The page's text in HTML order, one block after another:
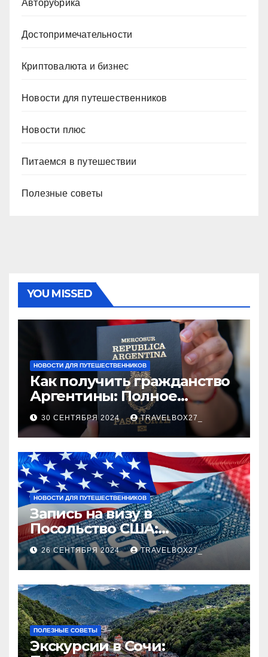
Авторубрика
Достопримечательности
Криптовалюта и бизнес
Новости для путешественников
Новости плюс
Питаемся в путешествии
Полезные советы
YOU MISSED
НОВОСТИ ДЛЯ ПУТЕШЕСТВЕННИКОВ
Как получить гражданство
Аргентины: Полное
руководство
30 СЕНТЯБРЯ 2024 TRAVELBOX27_
НОВОСТИ ДЛЯ ПУТЕШЕСТВЕННИКОВ
Запись на визу в
Посольство США:
Пошаговое руководство
26 СЕНТЯБРЯ 2024 TRAVELBOX27_
ПОЛЕЗНЫЕ СОВЕТЫ
Экскурсии в Сочи: